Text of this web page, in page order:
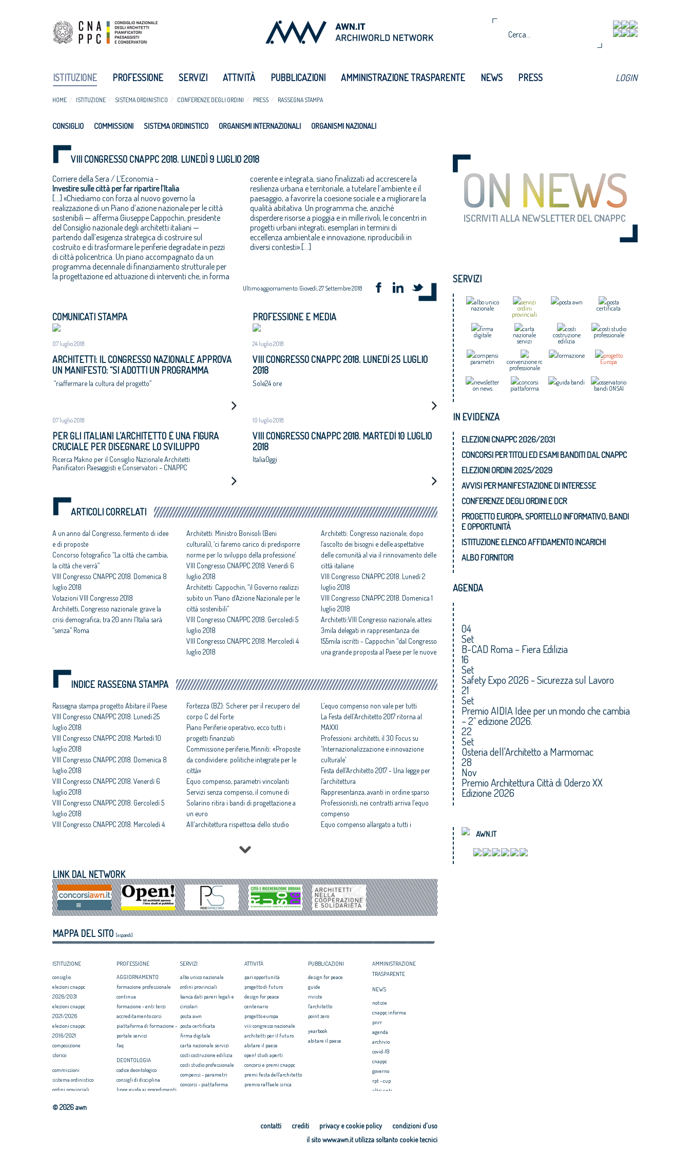
ISTITUZIONE PROFESSIONE SERVIZI ATTIVITÀ PUBBLICAZIONI AMMINISTRAZIONE TRASPARENTE NEWS PRESS LOGIN
HOME ISTITUZIONE SISTEMA ORDINISTICO CONFERENZE DEGLI ORDINI PRESS RASSEGNA STAMPA
CONSIGLIO COMMISSIONI SISTEMA ORDINISTICO ORGANISMI INTERNAZIONALI ORGANISMI NAZIONALI
VIII CONGRESSO CNAPPC 2018. LUNEDÌ 9 LUGLIO 2018
Corriere della Sera / L’Economia -
Investire sulle città per far ripartire l’Italia
[…] «Chiediamo con forza al nuovo governo la
realizzazione di un Piano d’azione nazionale per le città
sostenibili — afferma Giuseppe Cappochin, presidente
del Consiglio nazionale degli architetti italiani —
partendo dall’esigenza strategica di costruire sul
costruito e di trasformare le periferie degradate in pezzi
di città policentrica. Un piano accompagnato da un
programma decennale di finanziamento strutturale per
la progettazione ed attuazione di interventi che, in forma
coerente e integrata, siano finalizzati ad accrescere la
resilienza urbana e territoriale, a tutelare l’ambiente e il
paesaggio, a favorire la coesione sociale e a migliorare la
qualità abitativa. Un programma che, anziché
disperdere risorse a pioggia e in mille rivoli, le concentri in
progetti urbani integrati, esemplari in termini di
eccellenza ambientale e innovazione, riproducibili in
diversi contesti».[…]
Ultimo aggiornamento: Giovedì, 27 Settembre 2018
COMUNICATI STAMPA
07 luglio 2018
ARCHITETTI: IL CONGRESSO NAZIONALE APPROVA
UN MANIFESTO: “SI ADOTTI UN PROGRAMMA
NAZIONALE DI RIGENERAZIONE URBANE,
“riaffermare la cultura del progetto”
07 luglio 2018
PER GLI ITALIANI L’ARCHITETTO È UNA FIGURA
CRUCIALE PER DISEGNARE LO SVILUPPO
ECONOMICO E SOCIALE DEL PAESE
Ricerca Makno per il Consiglio Nazionale Architetti
Pianificatori Paesaggisti e Conservatori – CNAPPC
PROFESSIONE E MEDIA
24 luglio 2018
VIII CONGRESSO CNAPPC 2018. LUNEDÌ 25 LUGLIO
2018
Sole24 ore
10 luglio 2018
VIII CONGRESSO CNAPPC 2018. MARTEDÌ 10 LUGLIO
2018
ItaliaOggi
ARTICOLI CORRELATI
A un anno dal Congresso, fermento di idee
e di proposte
Concorso fotografico “La città che cambia,
la città che verrà”
VIII Congresso CNAPPC 2018. Domenica 8
luglio 2018
Votazioni VIII Congresso 2018
Architetti, Congresso nazionale: grave la
crisi demografica; tra 20 anni l’Italia sarà
“senza” Roma
Architetti: Ministro Bonisoli (Beni
culturali), ‘ci faremo carico di predisporre
norme per lo sviluppo della professione’.
VIII Congresso CNAPPC 2018. Venerdì 6
luglio 2018
Architetti: Cappochin, “il Governo realizzi
subito un ‘Piano d’Azione Nazionale per le
città sostenibili”
VIII Congresso CNAPPC 2018. Gercoledì 5
luglio 2018
VIII Congresso CNAPPC 2018. Mercoledì 4
luglio 2018
Architetti: Congresso nazionale; dopo
l’ascolto dei bisogni e delle aspettative
delle comunità al via il rinnovamento delle
città italiane
VIII Congresso CNAPPC 2018. Lunedì 2
luglio 2018
VIII Congresso CNAPPC 2018. Domenica 1
luglio 2018
Architetti:VIII Congresso nazionale, attesi
3mila delegati in rappresentanza dei
155mila iscritti - Cappochin “dal Congresso
una grande proposta al Paese per le nuove
Cappochin “sostituire le città della rendita
sociale ed economica”
INDICE RASSEGNA STAMPA
Rassegna stampa progetto Abitare il Paese
VIII Congresso CNAPPC 2018. Lunedì 25
luglio 2018
VIII Congresso CNAPPC 2018. Martedì 10
luglio 2018
VIII Congresso CNAPPC 2018. Domenica 8
luglio 2018
VIII Congresso CNAPPC 2018. Venerdì 6
luglio 2018
VIII Congresso CNAPPC 2018. Gercoledì 5
luglio 2018
VIII Congresso CNAPPC 2018. Mercoledì 4
luglio 2018
Obbligo formativo, ancora sulla carta
crediti e sanzioni
Fortezza (BZ): Scherer per il recupero del
corpo C del Forte
Piano Periferie operativo, ecco tutti i
progetti finanziati
Commissione periferie, Minniti: «Proposte
da condividere: politiche integrate per le
città»
Equo compenso, parametri vincolanti
Servizi senza compenso, il comune di
Solarino ritira i bandi di progettazione a
un euro
All'architettura rispettosa dello studio
Assegnati premi Architetto italiano e
Equo compenso, il CNAPPC ricorre alla
Corte Europea dei Diritti dell’Uomo
Professioni: architetti, focus su
internazionalizzazione e innovazione
L’equo compenso non vale per tutti
La Festa dell'Architetto 2017 ritorna al
MAXXI
Professioni: architetti, il 30 Focus su
'Internazionalizzazione e innovazione
culturale'
Festa dell’Architetto 2017 - Una legge per
l’architettura
Rappresentanza, avanti in ordine sparso
Professionisti, nei contratti arriva l’equo
compenso
Equo compenso allargato a tutti i
svilito interesse pubblico'
Periferie, tutti i vincitori del concorso Cna-
Mibact per riqualificare 10 aree urbane
degradate
LINK DAL NETWORK
MAPPA DEL SITO [espandi]
ISTITUZIONE
consiglio
elezioni cnappc
2026/2031
elezioni cnappc
2021/2026
elezioni cnappc
2016/2021
composizione
storico
commissioni
sistema ordinistico
ordini provinciali
2025-2029
PROFESSIONE
AGGIORNAMENTO
formazione professionale
continua
formazione - enti terzi
accreditamento corsi
piattaforma di formazione -
portale servizi
faq
DEONTOLOGIA
codice deontologico
consigli di disciplina
linee guida ai procedimenti
SERVIZI
albo unico nazionale
ordini provinciali
banca dati pareri legali e
circolari
posta awn
posta certificata
firma digitale
carta nazionale servizi
costi costruzione edilizia
costi studio professionale
compensi - parametri
concorsi - piattaforma
ATTIVITÀ
pari opportunità
progetto di futuro
design for peace
centenario
progetto europa
viii congresso nazionale
architetti per il futuro
abitare il paese
open! studi aperti
concorsi e premi cnappc
premi festa dell'architetto
premio raffaele sirica
PUBBLICAZIONI
design for peace
guide
riviste
l'architetto
point zero
yearbook
abitare il paese
AMMINISTRAZIONE
TRASPARENTE
NEWS
notizie
cnappc informa
pnrr
agenda
archivio
covid-19
cnappc
governo
rpt - cup
altri enti
PRESS
comunicati stampa
© 2026 awn
condizioni d'uso
privacy e cookie policy
crediti
contatti
il sito www.awn.it utilizza soltanto cookie tecnici
SERVIZI
albo unico
nazionale
servizi
ordini
provinciali
posta awn
posta
certificata
firma
digitale
carta
nazionale
servizi
costi
costruzione
edilizia
costi studio
professionale
compensi
parametri
convenzione rc
professionale
formazione
progetto
Europa
newsletter
on news
concorsi
piattaforma
guida bandi
osservatorio
bandi ONSAI
IN EVIDENZA
ELEZIONI CNAPPC 2026/2031
CONCORSI PER TITOLI ED ESAMI BANDITI DAL CNAPPC
ELEZIONI ORDINI 2025/2029
AVVISI PER MANIFESTAZIONE DI INTERESSE
CONFERENZE DEGLI ORDINI E DCR
PROGETTO EUROPA, SPORTELLO INFORMATIVO, BANDI
E OPPORTUNITÀ
ISTITUZIONE ELENCO AFFIDAMENTO INCARICHI
ALBO FORNITORI
AGENDA
04
Set
B-CAD Roma – Fiera Edilizia
16
Set
Safety Expo 2026 - Sicurezza sul Lavoro
21
Set
Premio AIDIA Idee per un mondo che cambia
– 2^ edizione 2026.
22
Set
Osteria dell'Architetto a Marmomac
28
Nov
Premio Architettura Città di Oderzo XX
Edizione 2026
AWN.IT